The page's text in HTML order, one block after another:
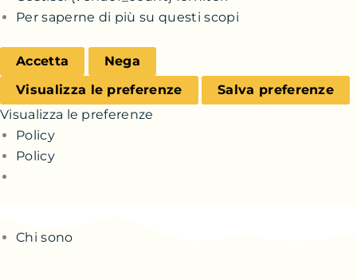
Per saperne di più su questi scopi
Accetta
Nega
Visualizza le preferenze
Salva preferenze
Visualizza le preferenze
Policy
Policy
Chi sono